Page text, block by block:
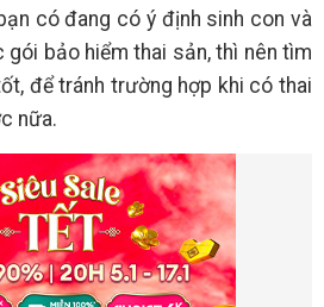
có đang có ý định sinh con và
gói bảo hiểm thai sản, thì nên tìm
để tránh trường hợp khi có thai
nữa.